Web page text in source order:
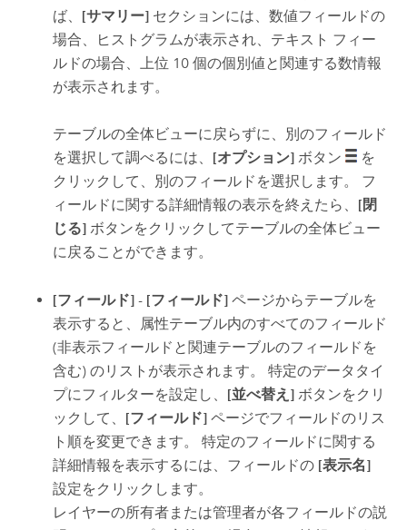
ば、 [サマリー] セクションには、数値フィールドの
場合、ヒストグラムが表示され、テキスト フィー
ルドの場合、上位 10 個の個別値と関連する数情報
が表示されます。
テーブルの全体ビューに戻らずに、別のフィールド
を選択して調べるには、 [オプション] ボタン
を
クリックして、別のフィールドを選択します。 フ
ィールドに関する詳細情報の表示を終えたら、 [閉
じる] ボタンをクリックしてテーブルの全体ビュー
に戻ることができます。
[フィールド] - [フィールド] ページからテーブルを
表示すると、属性テーブル内のすべてのフィールド
(非表示フィールドと関連テーブルのフィールドを
含む) のリストが表示されます。 特定のデータタイ
プにフィルターを設定し、 [並べ替え] ボタンをクリ
ックして、 [フィールド] ページでフィールドのリス
ト順を変更できます。 特定のフィールドに関する
詳細情報を表示するには、フィールドの [表示名]
設定をクリックします。
レイヤーの所有者または管理者が各フィールドの説